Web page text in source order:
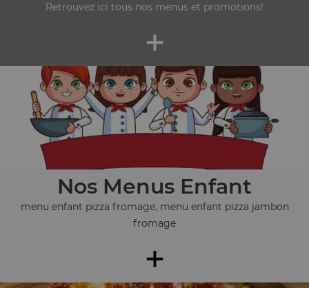
Retrouvez ici tous nos menus et promotions!
+
Nos Menus Enfant
menu enfant pizza fromage, menu enfant pizza jambon
fromage
+